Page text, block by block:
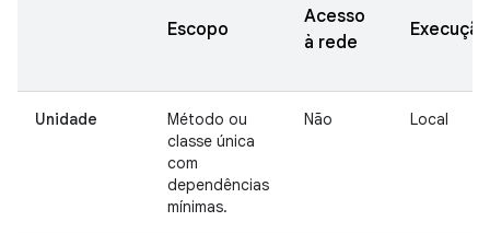
Escopo
Acesso
à rede
Execução
Unidade
Método ou
classe única
com
dependências
mínimas.
Não Local